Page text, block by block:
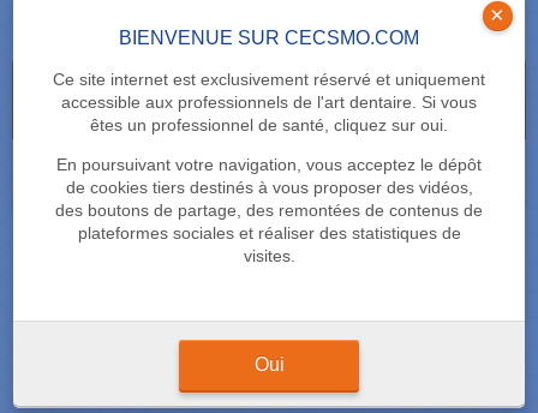
BIENVENUE SUR CECSMO.COM
Ce site internet est exclusivement réservé et uniquement
accessible aux professionnels de l'art dentaire. Si vous
êtes un professionnel de santé, cliquez sur oui.
En poursuivant votre navigation, vous acceptez le dépôt
de cookies tiers destinés à vous proposer des vidéos,
des boutons de partage, des remontées de contenus de
plateformes sociales et réaliser des statistiques de
visites.
×
Oui
Sélectionnez vos critères de recherche en cliquant
dessus
MARQUE